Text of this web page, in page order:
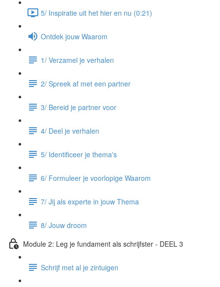
5/ Inspiratie uit het hier en nu (0:21)
Ontdek jouw Waarom
1/ Verzamel je verhalen
2/ Spreek af met een partner
3/ Bereid je partner voor
4/ Deel je verhalen
5/ Identificeer je thema's
6/ Formuleer je voorlopige Waarom
7/ Jij als experte in jouw Thema
8/ Jouw droom
Module 2: Leg je fundament als schrijfster - DEEL 3
Schrijf met al je zintuigen